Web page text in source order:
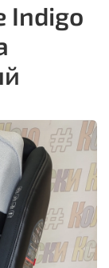
Indigo